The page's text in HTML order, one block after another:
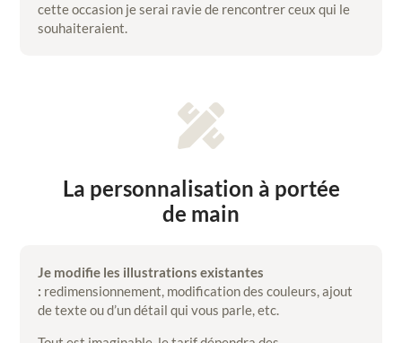
cette occasion je serai ravie de rencontrer ceux qui le
souhaiteraient.

La personnalisation à portée
de main
Je modifie les illustrations existantes
: redimensionnement, modification des couleurs, ajout
de texte ou d’un détail qui vous parle, etc.